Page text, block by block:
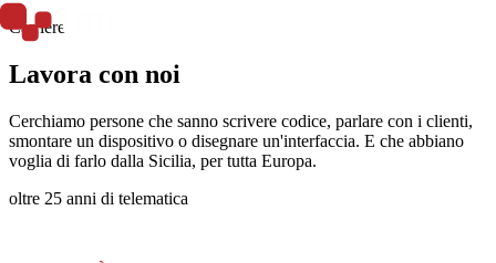
Carriere
Lavora con noi
Cerchiamo persone che sanno scrivere codice, parlare con i clienti,
smontare un dispositivo o disegnare un'interfaccia. E che abbiano
voglia di farlo dalla Sicilia, per tutta Europa.
oltre 25 anni di telematica